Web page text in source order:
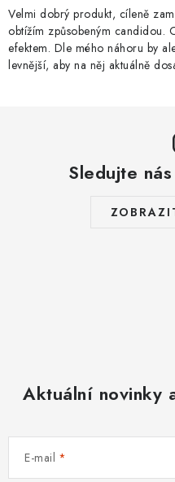
Velmi dobrý produkt, cíleně
obtížím způsobeným candidou.
efektem. Dle mého náhoru by
levnější, aby na něj aktuálně
Sledujte
Aktuální novinky
E-mail